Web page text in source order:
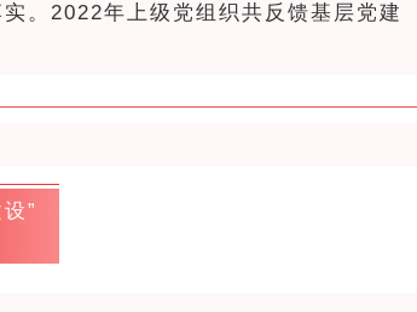
。2022年上级党组织共反馈基层党建
”